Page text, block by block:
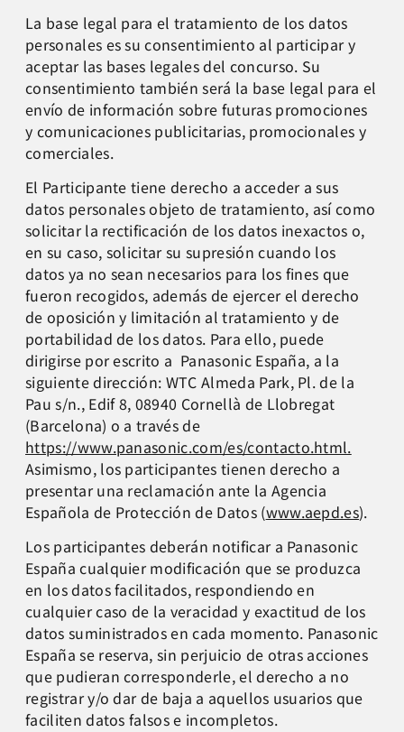
La base legal para el tratamiento de los datos
personales es su consentimiento al participar y
aceptar las bases legales del concurso. Su
consentimiento también será la base legal para el
envío de información sobre futuras promociones
y comunicaciones publicitarias, promocionales y
comerciales.
El Participante tiene derecho a acceder a sus
datos personales objeto de tratamiento, así como
solicitar la rectificación de los datos inexactos o,
en su caso, solicitar su supresión cuando los
datos ya no sean necesarios para los fines que
fueron recogidos, además de ejercer el derecho
de oposición y limitación al tratamiento y de
portabilidad de los datos. Para ello, puede
dirigirse por escrito a Panasonic España, a la
siguiente dirección: WTC Almeda Park, Pl. de la
Pau s/n., Edif 8, 08940 Cornellà de Llobregat
(Barcelona) o a través de
https://www.panasonic.com/es/contacto.html.
Asimismo, los participantes tienen derecho a
presentar una reclamación ante la Agencia
Española de Protección de Datos (www.aepd.es).
Los participantes deberán notificar a Panasonic
España cualquier modificación que se produzca
en los datos facilitados, respondiendo en
cualquier caso de la veracidad y exactitud de los
datos suministrados en cada momento. Panasonic
España se reserva, sin perjuicio de otras acciones
que pudieran corresponderle, el derecho a no
registrar y/o dar de baja a aquellos usuarios que
faciliten datos falsos e incompletos.